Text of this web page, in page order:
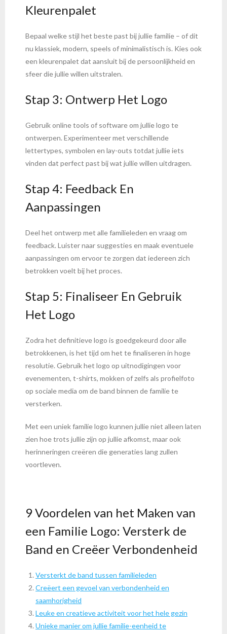
Kleurenpalet
Bepaal welke stijl het beste past bij jullie familie – of dit
nu klassiek, modern, speels of minimalistisch is. Kies ook
een kleurenpalet dat aansluit bij de persoonlijkheid en
sfeer die jullie willen uitstralen.
Stap 3: Ontwerp Het Logo
Gebruik online tools of software om jullie logo te
ontwerpen. Experimenteer met verschillende
lettertypes, symbolen en lay-outs totdat jullie iets
vinden dat perfect past bij wat jullie willen uitdragen.
Stap 4: Feedback En
Aanpassingen
Deel het ontwerp met alle familieleden en vraag om
feedback. Luister naar suggesties en maak eventuele
aanpassingen om ervoor te zorgen dat iedereen zich
betrokken voelt bij het proces.
Stap 5: Finaliseer En Gebruik
Het Logo
Zodra het definitieve logo is goedgekeurd door alle
betrokkenen, is het tijd om het te finaliseren in hoge
resolutie. Gebruik het logo op uitnodigingen voor
evenementen, t-shirts, mokken of zelfs als profielfoto
op sociale media om de band binnen de familie te
versterken.
Met een uniek familie logo kunnen jullie niet alleen laten
zien hoe trots jullie zijn op jullie afkomst, maar ook
herinneringen creëren die generaties lang zullen
voortleven.
9 Voordelen van het Maken van
een Familie Logo: Versterk de
Band en Creëer Verbondenheid
Versterkt de band tussen familieleden
Creëert een gevoel van verbondenheid en
saamhorigheid
Leuke en creatieve activiteit voor het hele gezin
Unieke manier om jullie familie-eenheid te